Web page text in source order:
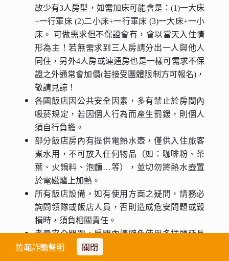
防範詐騙聲明 關閉
故少有3人房型，如需加床可能會是：(1)一大床
+一行軍床 (2)二小床+一行軍床 (3)一大床+一小
床。 可做需求但不保證會有，會以當天入住情
形為主！若無需求到三人房請分出一人與他人
同住，另外4人房或連通房也是一樣可需求不保
證之外通常會加價(若接受團體限制方可報名)，
敬請見諒！
各國飯店因公共安全因素，多有禁止於房間內
吸菸規定，若因個人行為而產生罰鍰，則個人
須自行負擔。
部分飯店房內有提供電熱水壺，僅供入住旅客
煮水用，不可放入任何物品（如：咖啡粉、茶
葉、火鍋料、泡麵…等），並切勿將熱水壺置
於電磁爐上加熱。
所有飯店設備，如有使用方面之疑問，請務必
詢問領隊或飯店人員，否則造成危安問題或毀
損時，須負相關責任。
考量安全問題，房間內請避免使用多插頭延長
線，以免電壓負荷過大。